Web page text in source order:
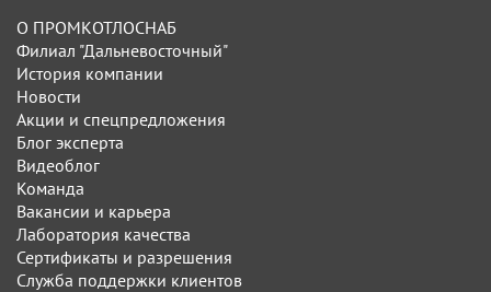
О ПРОМКОТЛОСНАБ
Филиал "Дальневосточный"
История компании
Новости
Акции и спецпредложения
Блог эксперта
Видеоблог
Команда
Вакансии и карьера
Лаборатория качества
Сертификаты и разрешения
Служба поддержки клиентов